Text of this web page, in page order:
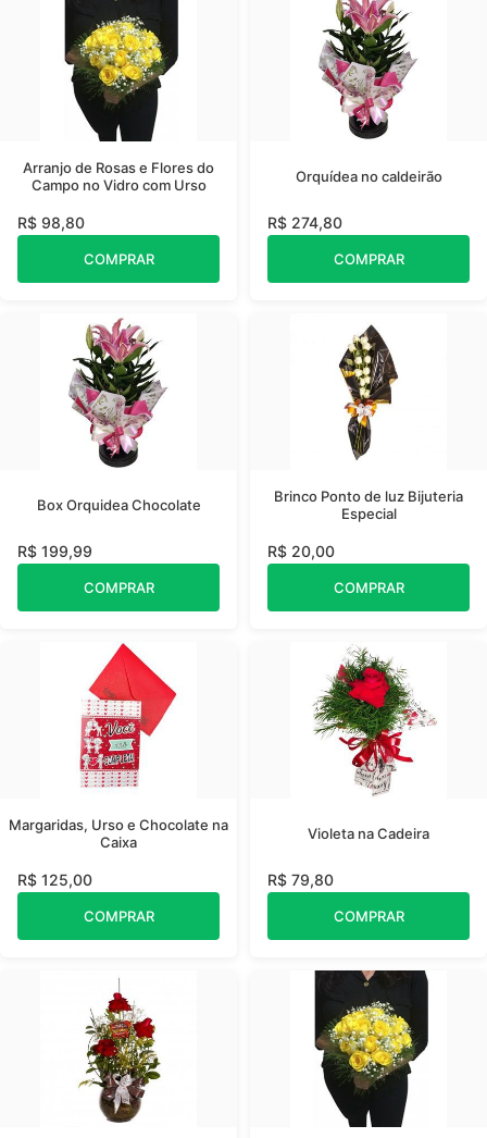
Arranjo de Rosas e Flores do
Campo no Vidro com Urso
R$ 98,80
COMPRAR
Orquídea no caldeirão
R$ 274,80
COMPRAR
Box Orquidea Chocolate
R$ 199,99
COMPRAR
Brinco Ponto de luz Bijuteria
Especial
R$ 20,00
COMPRAR
Margaridas, Urso e Chocolate na
Caixa
R$ 125,00
COMPRAR
Violeta na Cadeira
R$ 79,80
COMPRAR